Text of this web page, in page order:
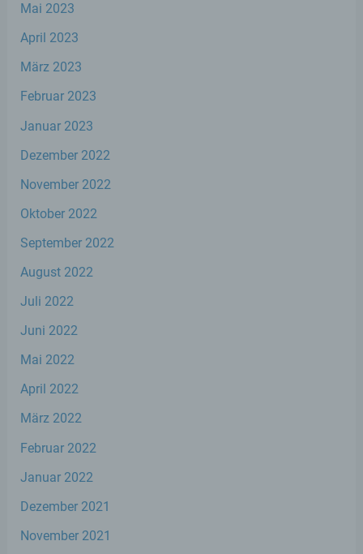
Mai 2023
April 2023
März 2023
Februar 2023
Januar 2023
Dezember 2022
November 2022
Oktober 2022
September 2022
August 2022
Juli 2022
Juni 2022
Mai 2022
April 2022
März 2022
Februar 2022
Januar 2022
Dezember 2021
November 2021
ohne Hinzuziehung zusätzlicher
betroffenen Person zugeordnet werden
Informationen gesondert aufbewahrt
organisatorischen Maßnahmen unterliegen,
personenbezogenen Daten nicht einer
identifizierten oder identifizierbaren
natürlichen Person zugewiesen werden.
g) Verantwortlicher oder für die
juristische Person, Behörde, Einrichtung
personenbezogenen Daten entscheidet.
Verarbeitung durch das Unionsrecht oder
so kann der Verantwortliche
beziehungsweise können die bestimmten
Kriterien seiner Benennung nach dem
Unionsrecht oder dem Recht der
Mitgliedstaaten vorgesehen werden.